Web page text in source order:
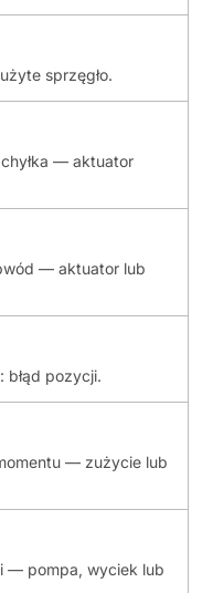
sprzęgło.
— aktuator
— aktuator lub
błąd pozycji.
— zużycie lub
— pompa, wyciek lub